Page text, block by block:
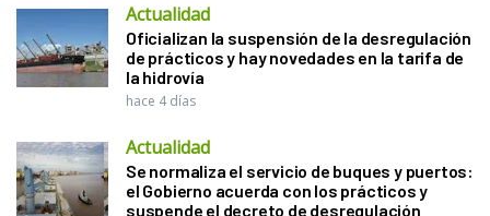
Actualidad
Oficializan la suspensión de la desregulación
de prácticos y hay novedades en la tarifa de
la hidrovía
hace 4 días
Actualidad
Se normaliza el servicio de buques y puertos:
el Gobierno acuerda con los prácticos y
suspende el decreto de desregulación